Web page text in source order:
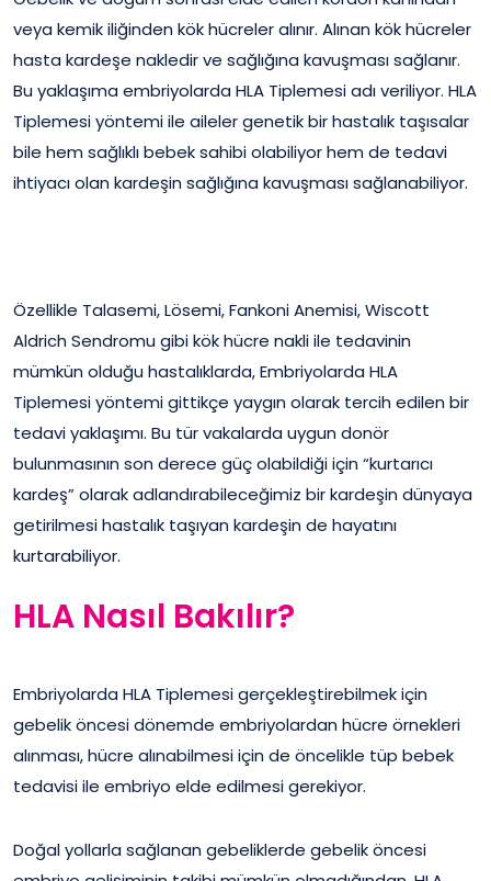
veya kemik iliğinden kök hücreler alınır. Alınan kök hücreler
hasta kardeşe nakledir ve sağlığına kavuşması sağlanır.
Bu yaklaşıma embriyolarda HLA Tiplemesi adı veriliyor. HLA
Tiplemesi yöntemi ile aileler genetik bir hastalık taşısalar
bile hem sağlıklı bebek sahibi olabiliyor hem de tedavi
ihtiyacı olan kardeşin sağlığına kavuşması sağlanabiliyor.
Özellikle Talasemi, Lösemi, Fankoni Anemisi, Wiscott
Aldrich Sendromu gibi kök hücre nakli ile tedavinin
mümkün olduğu hastalıklarda, Embriyolarda HLA
Tiplemesi yöntemi gittikçe yaygın olarak tercih edilen bir
tedavi yaklaşımı. Bu tür vakalarda uygun donör
bulunmasının son derece güç olabildiği için “kurtarıcı
kardeş” olarak adlandırabileceğimiz bir kardeşin dünyaya
getirilmesi hastalık taşıyan kardeşin de hayatını
kurtarabiliyor.
HLA Nasıl Bakılır?
Embriyolarda HLA Tiplemesi gerçekleştirebilmek için
gebelik öncesi dönemde embriyolardan hücre örnekleri
alınması, hücre alınabilmesi için de öncelikle tüp bebek
tedavisi ile embriyo elde edilmesi gerekiyor.
Doğal yollarla sağlanan gebeliklerde gebelik öncesi